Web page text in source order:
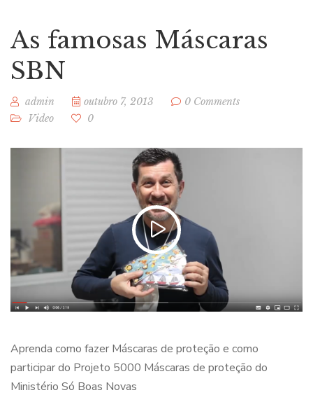
As famosas Máscaras
SBN
admin outubro 7, 2013
0 Comments
Video
0
Aprenda como fazer Máscaras de proteção e como
participar do Projeto 5000 Máscaras de proteção do
Ministério Só Boas Novas